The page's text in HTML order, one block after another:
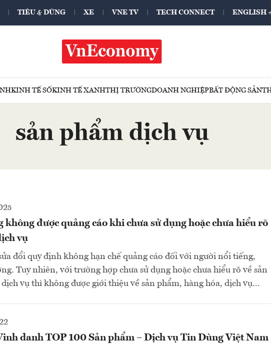
TIÊU & DÙNG XE VNE TV TECH CONNECT ENGLISH
KINH TẾ SỐKINH TẾ XANHTHỊ TRƯỜNGDOANH NGHIỆPBẤT ĐỘNG SẢN
sản phẩm dịch vụ
không được quảng cáo khi chưa sử dụng hoặc chưa hiểu rõ
vụ
đổi quy định không hạn chế quảng cáo đối với người nổi tiếng,
Tuy nhiên, với trường hợp chưa sử dụng hoặc chưa hiểu rõ về sản
vụ thì không được giới thiệu về sản phẩm, hàng hóa, dịch vụ...
danh TOP 100 Sản phẩm – Dịch vụ Tin Dùng Việt Nam